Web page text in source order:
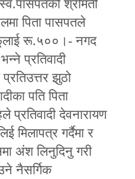
श्रीमती
पिता पासपतले
रू.५००।- नगद
प्रतिवादी
झुठो
पति पिता
प्रतिवादी देवनारायण
मिलापत्र गर्दैमा र
अंश लिनुदिनु गरी
नैसर्गिक